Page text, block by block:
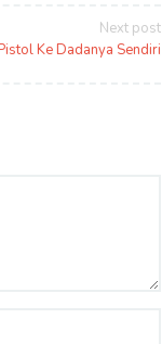
Next post
Ke Dadanya Sendiri